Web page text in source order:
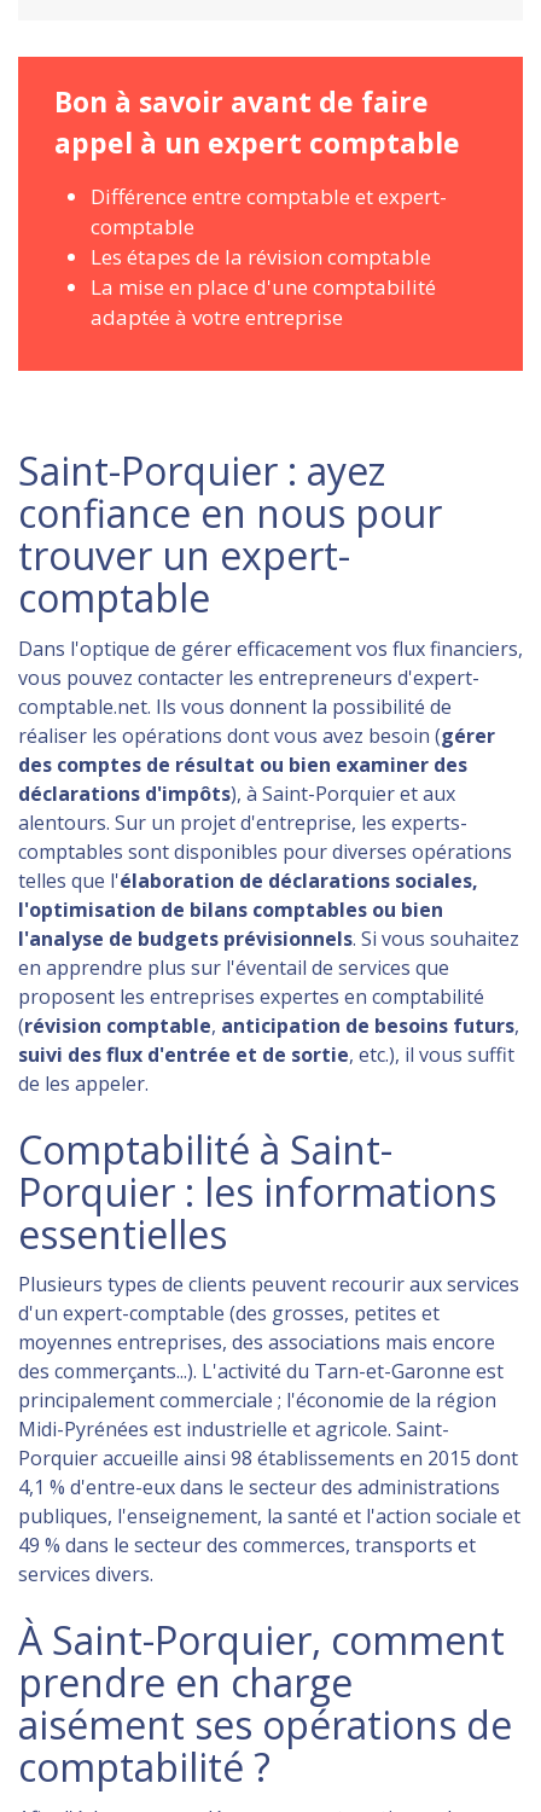
Bon à savoir avant de faire
appel à un expert comptable
Différence entre comptable et expert-
comptable
Les étapes de la révision comptable
La mise en place d'une comptabilité
adaptée à votre entreprise
Saint-Porquier : ayez
confiance en nous pour
trouver un expert-
comptable
Dans l'optique de gérer efficacement vos flux financiers,
vous pouvez contacter les entrepreneurs d'expert-
comptable.net. Ils vous donnent la possibilité de
réaliser les opérations dont vous avez besoin (gérer
des comptes de résultat ou bien examiner des
déclarations d'impôts), à Saint-Porquier et aux
alentours. Sur un projet d'entreprise, les experts-
comptables sont disponibles pour diverses opérations
telles que l'élaboration de déclarations sociales,
l'optimisation de bilans comptables ou bien
l'analyse de budgets prévisionnels. Si vous souhaitez
en apprendre plus sur l'éventail de services que
proposent les entreprises expertes en comptabilité
(révision comptable, anticipation de besoins futurs,
suivi des flux d'entrée et de sortie, etc.), il vous suffit
de les appeler.
Comptabilité à Saint-
Porquier : les informations
essentielles
Plusieurs types de clients peuvent recourir aux services
d'un expert-comptable (des grosses, petites et
moyennes entreprises, des associations mais encore
des commerçants...). L'activité du Tarn-et-Garonne est
principalement commerciale ; l'économie de la région
Midi-Pyrénées est industrielle et agricole. Saint-
Porquier accueille ainsi 98 établissements en 2015 dont
4,1 % d'entre-eux dans le secteur des administrations
publiques, l'enseignement, la santé et l'action sociale et
49 % dans le secteur des commerces, transports et
services divers.
À Saint-Porquier, comment
prendre en charge
aisément ses opérations de
comptabilité ?